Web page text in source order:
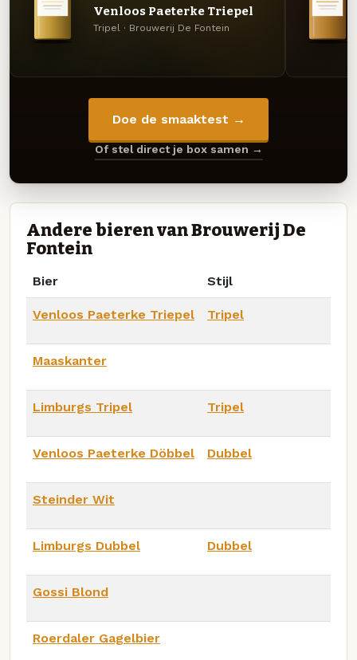
Venloos Paeterke Triepel
Tripel · Brouwerij De Fontein
Doe de smaaktest →
Of stel direct je box samen →
Andere bieren van Brouwerij De
Fontein
Bier Stijl
Venloos Paeterke Triepel Tripel
Maaskanter
Limburgs Tripel Tripel
Venloos Paeterke Döbbel Dubbel
Steinder Wit
Limburgs Dubbel Dubbel
Gossi Blond
Roerdaler Gagelbier